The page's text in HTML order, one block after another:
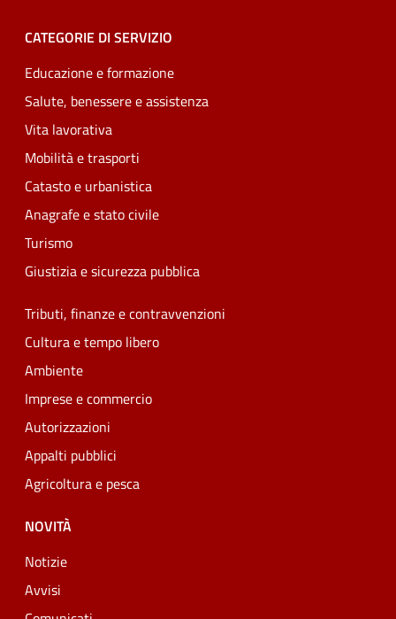
CATEGORIE DI SERVIZIO
Educazione e formazione
Salute, benessere e assistenza
Vita lavorativa
Mobilità e trasporti
Catasto e urbanistica
Anagrafe e stato civile
Turismo
Giustizia e sicurezza pubblica
Tributi, finanze e contravvenzioni
Cultura e tempo libero
Ambiente
Imprese e commercio
Autorizzazioni
Appalti pubblici
Agricoltura e pesca
NOVITÀ
Notizie
Avvisi